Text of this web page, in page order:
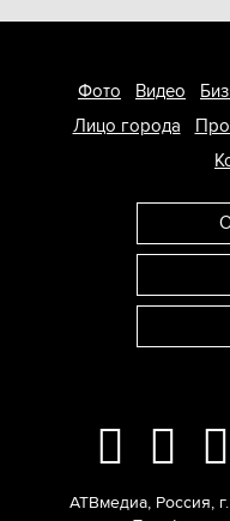
Фото Видео
Лицо города
АТВмедиа, Россия,